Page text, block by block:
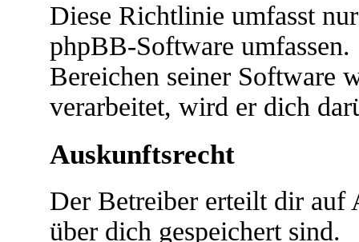
Diese Richtlinie umfasst
phpBB-Software
Bereichen seiner Software
verarbeitet, wird er dich
Auskunftsrecht
Der Betreiber erteilt dir auf
über dich gespeichert sind.